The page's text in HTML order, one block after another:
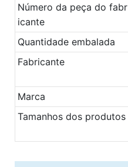
Número da peça do fabr
icante
Quantidade embalada
Fabricante
Marca
Tamanhos dos produtos